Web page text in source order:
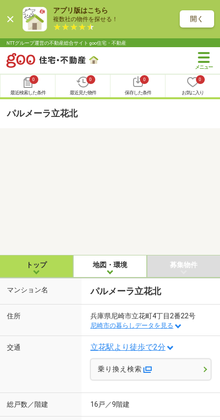
アプリ版はこちら
複数社の物件を探せる！ 開く
NTTグループ運営の不動産総合サイト goo住宅・不動産
0
最近検索した条件
0
最近見た物件
0
保存した条件
0
お気に入り
パルメーラ立花北
トップ 地図・環境 募集物件
マンション名 パルメーラ立花北
住所 兵庫県尼崎市立花町4丁目2番22号
尼崎市の暮らしデータを見る
交通 立花駅より徒歩で2分
乗り換え検索
総戸数／階建 16戸／9階建